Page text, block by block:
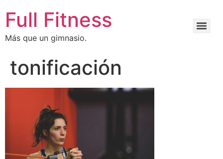
Full Fitness
Más que un gimnasio.
tonificación